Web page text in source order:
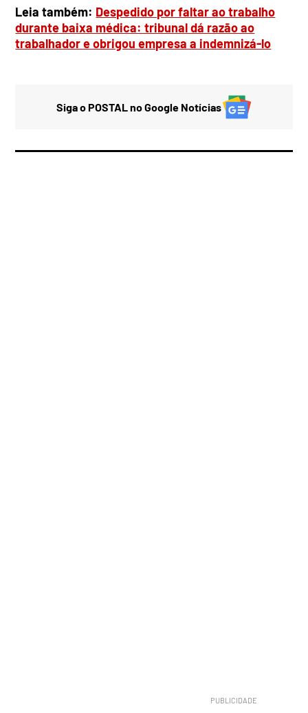
Leia também: Despedido por faltar ao trabalho
durante baixa médica: tribunal dá razão ao
trabalhador e obrigou empresa a indemnizá-lo
Siga o POSTAL no Google Notícias